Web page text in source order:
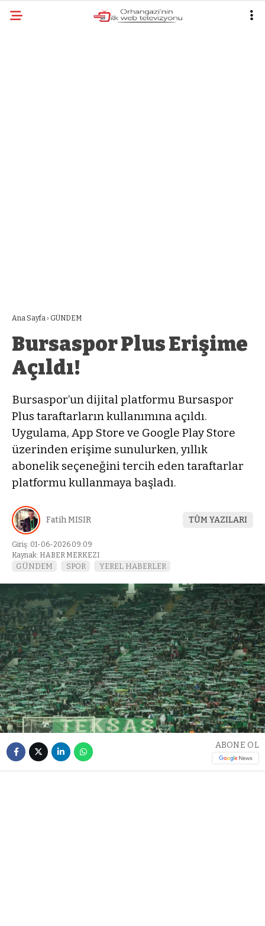
Ana Sayfa › GÜNDEM
Bursaspor Plus Erişime
Açıldı!
Bursaspor’un dijital platformu Bursaspor
Plus taraftarların kullanımına açıldı.
Uygulama, App Store ve Google Play Store
üzerinden erişime sunulurken, yıllık
abonelik seçeneğini tercih eden taraftarlar
platformu kullanmaya başladı.
Fatih MISIR TÜM YAZILARI
Giriş: 01-06-2026 09:09
Kaynak: HABER MERKEZI
GÜNDEM SPOR YEREL HABERLER
ABONE OL